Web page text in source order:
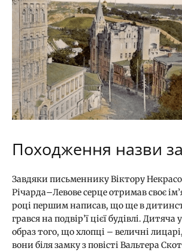
Походження назви
Завдяки письменнику Віктору
Річарда–Левове серце отримав своє
році першим написав, що ще в
грався на подвір’ї цієї будівлі. Дитяча
образ того, що хлопці – величні
вони біля замку з повісті Вальтера